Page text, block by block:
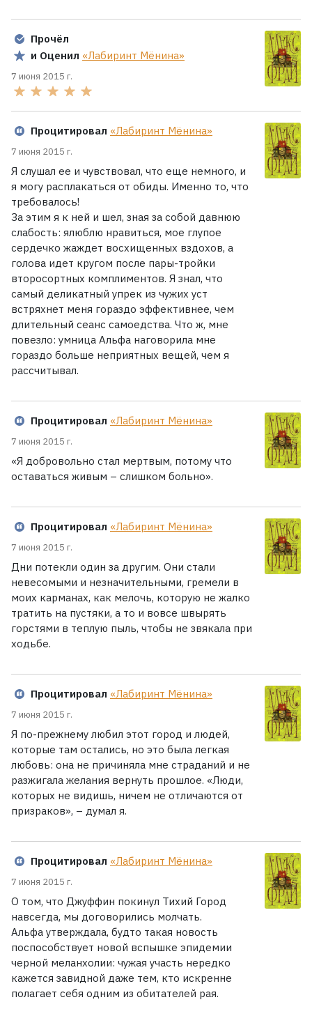
Прочёл
и Оценил «Лабиринт Мёнина»
7 июня 2015 г.
Процитировал «Лабиринт Мёнина»
7 июня 2015 г.
Я слушал ее и чувствовал, что еще немного, и
я могу расплакаться от обиды. Именно то, что
требовалось!
За этим я к ней и шел, зная за собой давнюю
слабость: ялюблю нравиться, мое глупое
сердечко жаждет восхищенных вздохов, а
голова идет кругом после пары-тройки
второсортных комплиментов. Я знал, что
самый деликатный упрек из чужих уст
встряхнет меня гораздо эффективнее, чем
длительный сеанс самоедства. Что ж, мне
повезло: умница Альфа наговорила мне
гораздо больше неприятных вещей, чем я
рассчитывал.
Процитировал «Лабиринт Мёнина»
7 июня 2015 г.
«Я добровольно стал мертвым, потому что
оставаться живым – слишком больно».
Процитировал «Лабиринт Мёнина»
7 июня 2015 г.
Дни потекли один за другим. Они стали
невесомыми и незначительными, гремели в
моих карманах, как мелочь, которую не жалко
тратить на пустяки, а то и вовсе швырять
горстями в теплую пыль, чтобы не звякала при
ходьбе.
Процитировал «Лабиринт Мёнина»
7 июня 2015 г.
Я по-прежнему любил этот город и людей,
которые там остались, но это была легкая
любовь: она не причиняла мне страданий и не
разжигала желания вернуть прошлое. «Люди,
которых не видишь, ничем не отличаются от
призраков», – думал я.
Процитировал «Лабиринт Мёнина»
7 июня 2015 г.
О том, что Джуффин покинул Тихий Город
навсегда, мы договорились молчать.
Альфа утверждала, будто такая новость
поспособствует новой вспышке эпидемии
черной меланхолии: чужая участь нередко
кажется завидной даже тем, кто искренне
полагает себя одним из обитателей рая.